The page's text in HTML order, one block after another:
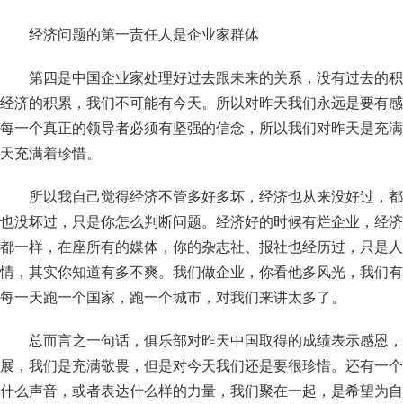
经济问题的第一责任人是企业家群体
第四是中国企业家处理好过去跟未来的关系，没有过去的
经济的积累，我们不可能有今天。所以对昨天我们永远是要有
每一个真正的领导者必须有坚强的信念，所以我们对昨天是充
天充满着珍惜。
所以我自己觉得经济不管多好多坏，经济也从来没好过，
也没坏过，只是你怎么判断问题。经济好的时候有烂企业，经
都一样，在座所有的媒体，你的杂志社、报社也经历过，只是
情，其实你知道有多不爽。我们做企业，你看他多风光，我们
每一天跑一个国家，跑一个城市，对我们来讲太多了。
总而言之一句话，俱乐部对昨天中国取得的成绩表示感恩
展，我们是充满敬畏，但是对今天我们还是要很珍惜。还有一
什么声音，或者表达什么样的力量，我们聚在一起，是希望为